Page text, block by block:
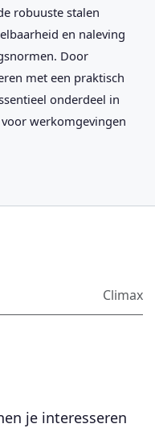
robuuste stalen
en naleving
Door
met een praktisch
onderdeel in
werkomgevingen
Climax
je interesseren